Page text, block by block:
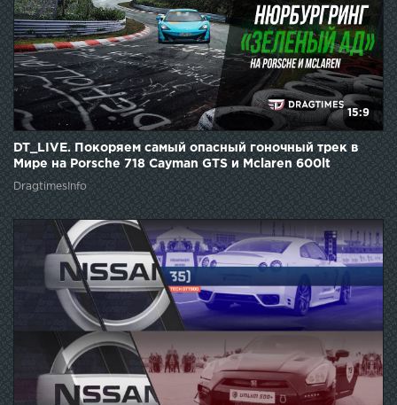
15:9
DT_LIVE. Покоряем самый опасный гоночный трек в
Мире на Porsche 718 Cayman GTS и Mclaren 600lt
DragtimesInfo